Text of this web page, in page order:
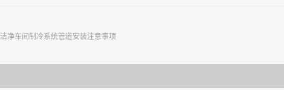
洁净车间制冷系统管道安装注意事项